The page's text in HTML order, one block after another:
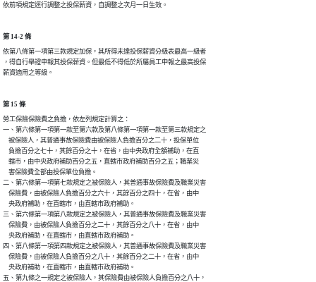
依前項規定逕行調整之投保薪資，自調整之次月一日生效。
第 14-2 條
依第八條第一項第三款規定加保，其所得未達投保薪資分級表最高一級者
，得自行舉證申報其投保薪資。但最低不得低於所屬員工申報之最高投保
薪資適用之等級。
第 15 條
勞工保險保險費之負擔，依左列規定計算之：
一、第六條第一項第一款至第六款及第八條第一項第一款至第三款規定之
    被保險人，其普通事故保險費由被保險人負擔百分之二十，投保單位
    負擔百分之七十，其餘百分之十，在省，由中央政府全額補助，在直
    轄市，由中央政府補助百分之五，直轄市政府補助百分之五；職業災
    害保險費全部由投保單位負擔。
二、第六條第一項第七款規定之被保險人，其普通事故保險費及職業災害
    保險費，由被保險人負擔百分之六十，其餘百分之四十，在省，由中
    央政府補助，在直轄市，由直轄市政府補助。
三、第六條第一項第八款規定之被保險人，其普通事故保險費及職業災害
    保險費，由被保險人負擔百分之二十，其餘百分之八十，在省，由中
    央政府補助，在直轄市，由直轄市政府補助。
四、第八條第一項第四款規定之被保險人，其普通事故保險費及職業災害
    保險費，由被保險人負擔百分之八十，其餘百分之二十，在省，由中
    央政府補助，在直轄市，由直轄市政府補助。
五、第九條之一規定之被保險人，其保險費由被保險人負擔百分之八十，